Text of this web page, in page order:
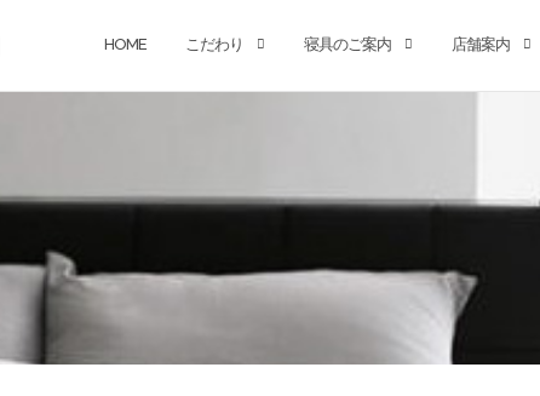
HOME こだわり 寝具のご案内 店舗案内